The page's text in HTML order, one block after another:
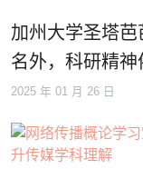
加州大学圣塔
名外，科研精神
2025 年 01 月 26 日